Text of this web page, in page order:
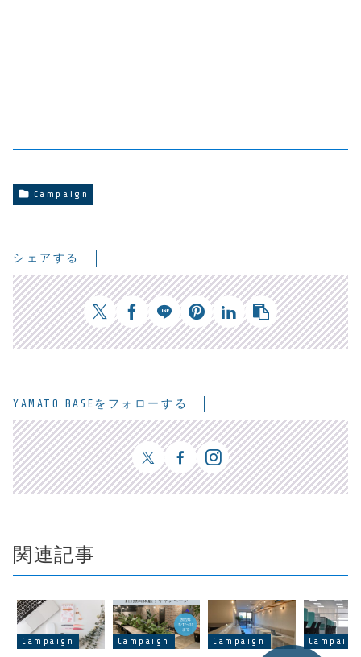
Campaign
シェアする
YAMATO BASEをフォローする
関連記事
Campaign Campaign Campaign Campaign